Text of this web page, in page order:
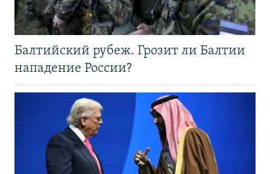
Балтийский рубеж. Грозит ли Балтии
нападение России?